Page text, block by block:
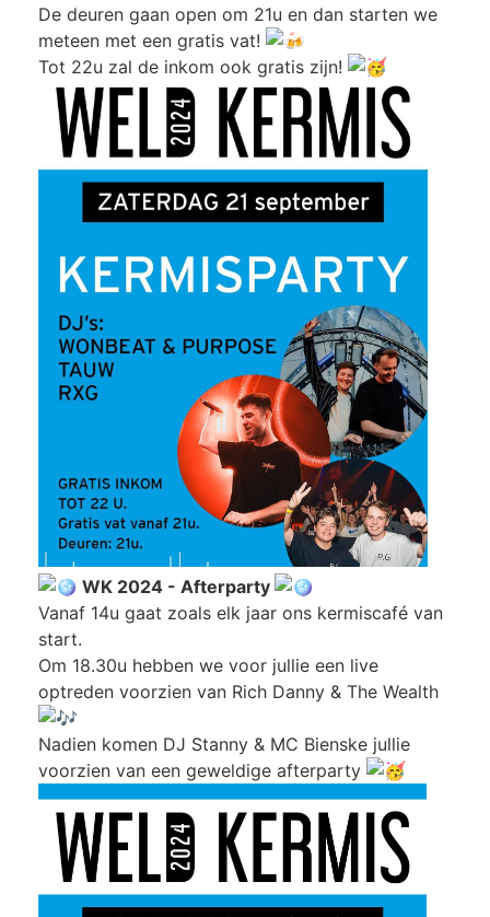
De deuren gaan open om 21u en dan starten we
meteen met een gratis vat!
Tot 22u zal de inkom ook gratis zijn!
WK 2024 - Afterparty
Vanaf 14u gaat zoals elk jaar ons kermiscafé van
start.
Om 18.30u hebben we voor jullie een live
optreden voorzien van Rich Danny & The Wealth
Nadien komen DJ Stanny & MC Bienske jullie
voorzien van een geweldige afterparty